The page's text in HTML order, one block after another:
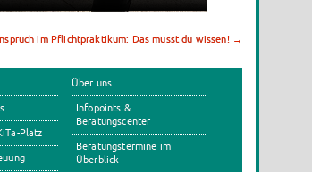
im Pflichtpraktikum: Das musst du wissen! →
Platz
Über uns
Infopoints &
Beratungscenter
Beratungstermine im
Überblick